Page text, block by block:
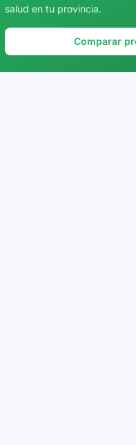
Girona
salud en tu provincia.
Comparar